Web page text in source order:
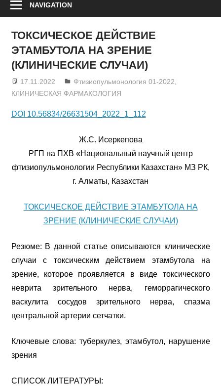
NAVIGATION
ТОКСИЧЕСКОЕ ДЕЙСТВИЕ
ЭТАМБУТОЛА НА ЗРЕНИЕ
(КЛИНИЧЕСКИЕ СЛУЧАИ)
17.11.2022 admin
Фтизиопульмонология 01-2022
КЛИНИЧЕСКАЯ ФАРМАКОЛОГИЯ
DOI 10.56834/26631504_2022_1_112
Ж.С. Исеркепова
РГП на ПХВ «Национальный научный центр
фтизиопульмонологии Республики Казахстан» МЗ РК,
г. Алматы, Казахстан
ТОКСИЧЕСКОЕ ДЕЙСТВИЕ ЭТАМБУТОЛА НА
ЗРЕНИЕ (КЛИНИЧЕСКИЕ СЛУЧАИ)
Резюме: В данной статье описываются клинические
случаи с токсическим действием этамбутола на
зрение, которое проявляется в виде токсического
неврита зрительного нерва, геморрагического
васкулита сосудов зрительного нерва, спазма
центральной артерии сетчатки.
Ключевые слова: туберкулез, этамбутол, нарушение
зрения
СПИСОК ЛИТЕРАТУРЫ: